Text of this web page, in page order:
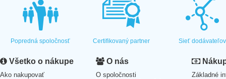
Popredná spoločnosť Certifikovaný partner Sieť dodávateľov
Všetko o nákupe
Ako nakupovať
O nás
O spoločnosti
Základné